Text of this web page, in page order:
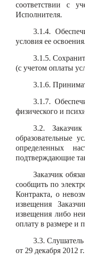
соответствии с
Исполнителя.
3.1.4.
условия ее
3.1.5.
(с учетом оплаты
3.1.6.
3.1.7.
физического и
3.2.
образовательные
определенных
подтверждающие
Заказчик
сообщить по
Контракта, о
извещения
извещения либо
оплату в размере и
3.3. Слушатель
от 29 декабря 2012